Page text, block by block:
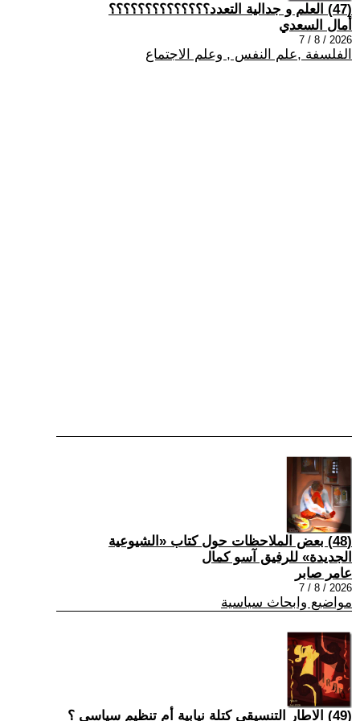
(47) العلم و جدالية التعدد؟؟؟؟؟؟؟؟؟؟؟؟؟؟
أمال السعدي
2026 / 8 / 7
الفلسفة ,علم النفس , وعلم الاجتماع
(48) بعض الملاحظات حول كتاب «الشيوعية
الجديدة» للرفيق آسو كمال
عامر صابر
2026 / 8 / 7
مواضيع وابحاث سياسية
(49) الاطار التنسيقي كتلة نيابية أم تنظيم سياسي ؟